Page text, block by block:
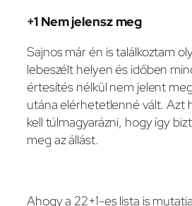
+1 Nem jelensz meg
Sajnos már én is találkoztam
lebeszélt helyen és időben
értesítés nélkül nem jelent
utána elérhetetlenné vált. Azt
kell túlmagyarázni, hogy így
meg az állást.
Ahogy a 22+1-es lista is